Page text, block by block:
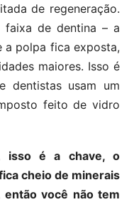
de regeneração.
faixa de dentina – a
a polpa fica exposta,
maiores. Isso é
dentistas usam um
feito de vidro
isso é a chave, o
cheio de minerais
você não tem